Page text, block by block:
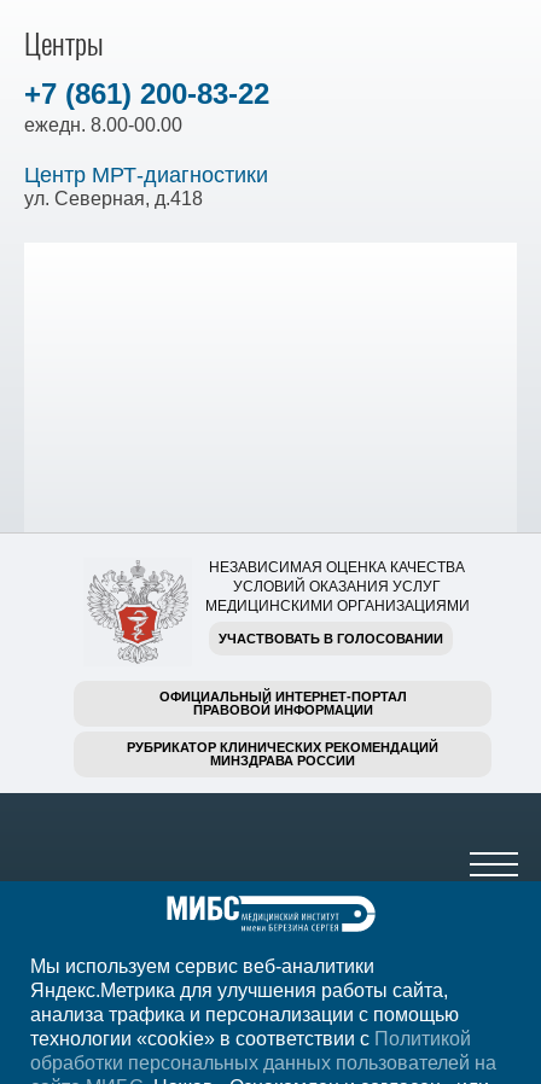
Центры
+7 (861) 200-83-22
ежедн. 8.00-00.00
Центр МРТ-диагностики
ул. Северная, д.418
НЕЗАВИСИМАЯ ОЦЕНКА КАЧЕСТВА
УСЛОВИЙ ОКАЗАНИЯ УСЛУГ
МЕДИЦИНСКИМИ ОРГАНИЗАЦИЯМИ
УЧАСТВОВАТЬ В ГОЛОСОВАНИИ
ОФИЦИАЛЬНЫЙ ИНТЕРНЕТ-ПОРТАЛ
ПРАВОВОЙ ИНФОРМАЦИИ
РУБРИКАТОР КЛИНИЧЕСКИХ РЕКОМЕНДАЦИЙ
МИНЗДРАВА РОССИИ
+7 (861) 200-83-22
ежедн. 8.00-00.00
Мы используем сервис веб-аналитики
Яндекс.Метрика для улучшения работы сайта,
анализа трафика и персонализации с помощью
технологии «cookie» в соответствии с Политикой
обработки персональных данных пользователей на